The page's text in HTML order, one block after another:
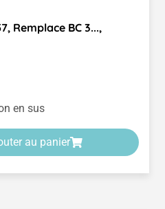
Remplace BC 3...,
en sus
au panier